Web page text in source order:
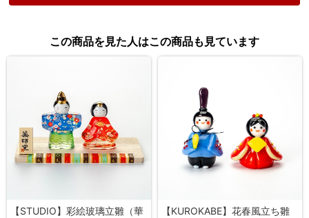
この商品を見た人はこの商品も見ています
【STUDIO】彩絵玻璃立雛（華
【KUROKABE】花春風立ち雛